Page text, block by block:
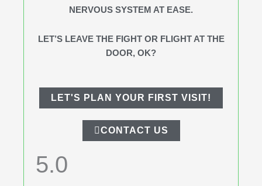
NERVOUS SYSTEM AT EASE.
LET’S LEAVE THE FIGHT OR FLIGHT AT THE
DOOR, OK?
LET'S PLAN YOUR FIRST VISIT!
CONTACT US
5.0